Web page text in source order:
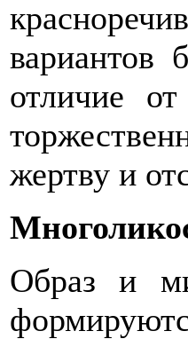
отличие
жертву и
Образ и